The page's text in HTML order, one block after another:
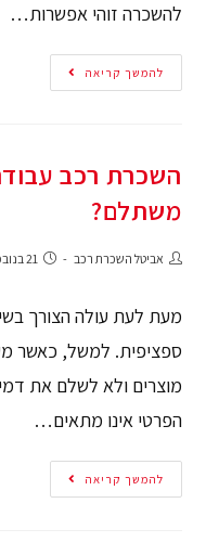
להשכרה זוהי אפשרות…
להמשך קריאה
השכרת רכב
משתלם?
אביטל השכרת רכב 21 בנובמבר 2019
מעת לעת עולה הצורך
ספציפית. למשל, כאשר
מוצרים ולא לשלם את
הפרטי אינו מתאים…
להמשך קריאה